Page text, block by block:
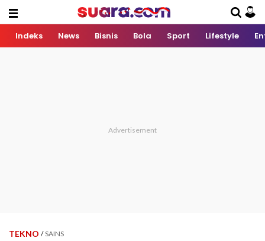
Indeks News Bisnis Bola Sport Lifestyle
TEKNO / SAINS